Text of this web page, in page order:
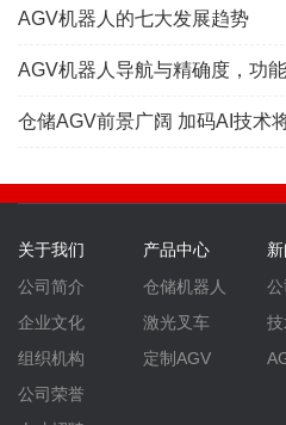
AGV机器人的七大发展趋势
AGV机器人导航与精确度，功能
仓储AGV前景广阔 加码AI技术
关于我们
公司简介
企业文化
组织机构
公司荣誉
产品中心
仓储机器人
激光叉车
定制AGV